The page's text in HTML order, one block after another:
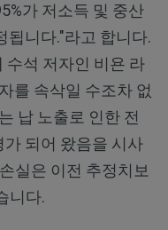
가 저소득 및 중산
됩니다."라고 합니다.
수석 저자인 비욘 라
를 속삭일 수조차 없
납 노출로 인한 전
되어 왔음을 시사
실은 이전 추정치보
니다.